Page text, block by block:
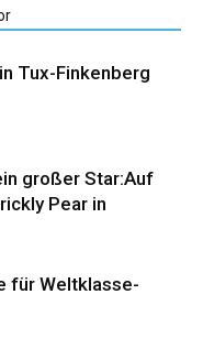
Tux-Finkenberg
großer Star:Auf
Pear in
für Weltklasse-